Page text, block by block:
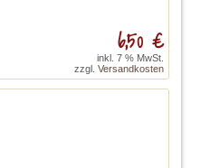
6,50 €
inkl. 7 % MwSt.
zzgl. Versandkosten